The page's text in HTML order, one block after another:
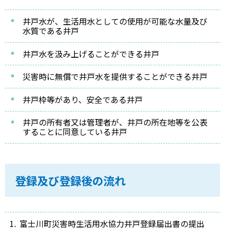
井戸水が、生活用水としての使用が可能な水量及び
水質である井戸
井戸水を汲み上げることができる井戸
災害時に無償で井戸水を提供することができる井戸
井戸枠等があり、安全である井戸
井戸の所有者又は管理者が、井戸の所在地等を公表
することに同意している井戸
登録及び登録後の流れ
富士川町災害時生活用水協力井戸登録届出書の提出